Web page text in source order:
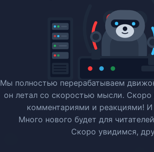
Мы полностью перерабатываем
он летал со скоростью мысли.
комментариями и реакциями! И
Много нового будет для
Скоро увидимся,